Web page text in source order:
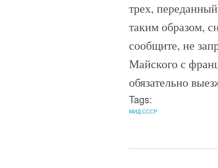
трех,
таким образом,
сообщите, не
Майского с
обязательно
Tags:
МИД СССР